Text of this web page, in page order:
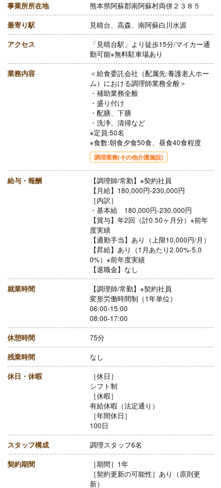
事業所所在地 熊本県阿蘇郡南阿蘇村両併２３８５
最寄り駅 見晴台、高森、南阿蘇白川水源
アクセス
「見晴台駅」より徒歩15分/マイカー通
勤可能※無料駐車場あり
業務内容
＜給食委託会社（配属先:養護老人ホー
ム）における調理師業務全般＞
・補助業務全般
・盛り付け
・配膳、下膳
・洗浄、清掃など
※定員:50名
※食数:朝食夕食50食、昼食40食程度
調理業務(その他介護施設)
給与・報酬
【調理師/常勤】※契約社員
【月給】180,000円-230,000円
［内訳］
・基本給 180,000円-230,000円
【賞与】年2回（計0.50ヶ月分）※前年
度実績
【通勤手当】あり（上限10,000円/月）
【昇給】あり（1月あたり2.00%-5.0
0%）※前年度実績
【退職金】なし
就業時間
【調理師/常勤】※契約社員
変形労働時間制（1年単位）
06:00-15:00
08:00-17:00
休憩時間 75分
残業時間 なし
休日・休暇
［休日］
シフト制
［休暇］
有給休暇（法定通り）
［年間休日］
100日
スタッフ構成 調理スタッフ6名
契約期間
［期間］1年
［契約更新の可能性］あり（原則更
新）